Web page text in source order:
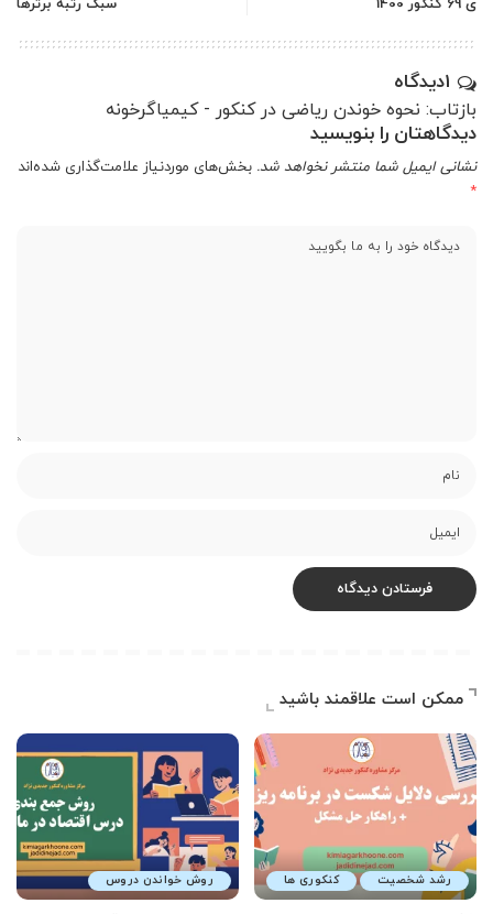
ی 69 کنکور 1400
سبک رتبه برترها
1دیدگاه
بازتاب: نحوه خوندن ریاضی در کنکور - کیمیاگرخونه
دیدگاهتان را بنویسید
نشانی ایمیل شما منتشر نخواهد شد. بخش‌های موردنیاز علامت‌گذاری شده‌اند
*
ممکن است علاقمند باشید
رشد شخصیت کنکوری ها روش خواندن دروس